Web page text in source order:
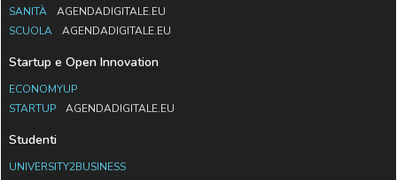
SANITÀ
AGENDADIGITALE.EU
SCUOLA
AGENDADIGITALE.EU
Startup e Open Innovation
ECONOMYUP
STARTUP
AGENDADIGITALE.EU
Studenti
UNIVERSITY2BUSINESS